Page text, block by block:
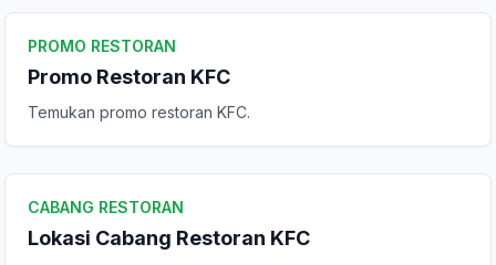
PROMO RESTORAN
Promo Restoran KFC
Temukan promo restoran KFC.
CABANG RESTORAN
Lokasi Cabang Restoran KFC